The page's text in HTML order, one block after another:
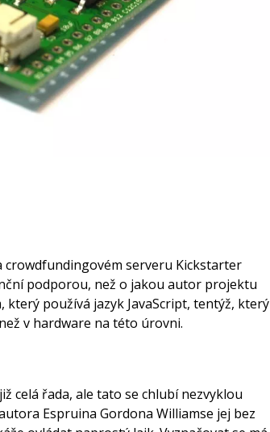
serveru Kickstarter
podporou, než o jakou autor projektu
který používá jazyk JavaScript, tentýž, který
v hardware na této úrovni.
celá řada, ale tato se chlubí nezvyklou
Espruina Gordona Williamse jej bez